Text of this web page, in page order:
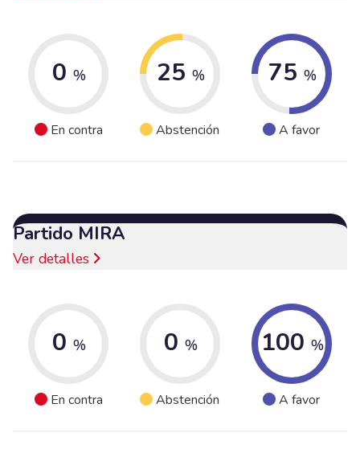
0 %
En contra
25 %
Abstención
75 %
A favor
Partido MIRA
Ver detalles
0 %
En contra
0 %
Abstención
100 %
A favor